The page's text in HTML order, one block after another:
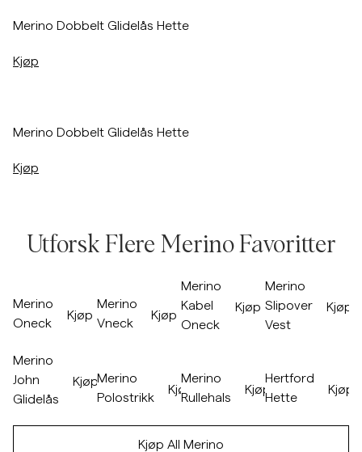
Merino Dobbelt Glidelås Hette
Kjøp
Merino Dobbelt Glidelås Hette
Kjøp
Utforsk Flere Merino Favoritter
Merino
Oneck
Kjøp
/p/merino-vneck-05_-khaki
Merino
Vneck
Kjøp
/p/merino-cable-oneck-57-blue
Merino
Kabel
Oneck
Kjøp
/p/merino-
Merino
Slipover
Vest
Kjøp
Hopp til etter slider
/p/merino-john-zip-wine-red
Merino
John
Glidelås
KjøpMerino
Polostrikk
Kjøp
Merino
Rullehals
Kjøp
Hertford
Hette
Kjøp
Kjøp All Merino